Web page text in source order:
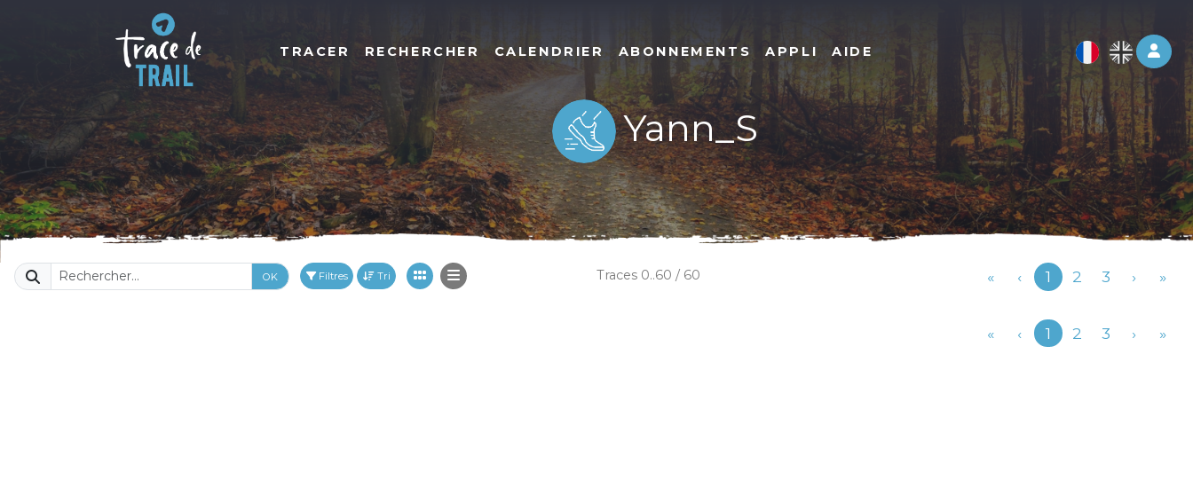
Log
TRACER RECHERCHER CALENDRIER ABONNEMENTS APPLI AIDE
Yann_S
OK Filtres Tri Traces 0..60 / 60 « ‹Précédent
1 2 3 › »
« ‹Précédent
1 2 3 › »